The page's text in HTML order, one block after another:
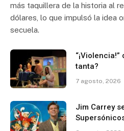
más taquillera de la historia al
dólares, lo que impulsó la idea
secuela.
tanta?
7 agosto, 2026
Jim Carrey